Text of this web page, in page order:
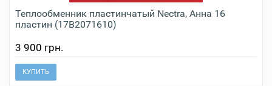
Теплообменник пластинчатый Nectra, Анна 16
пластин (17B2071610)
3 900 грн.
КУПИТЬ